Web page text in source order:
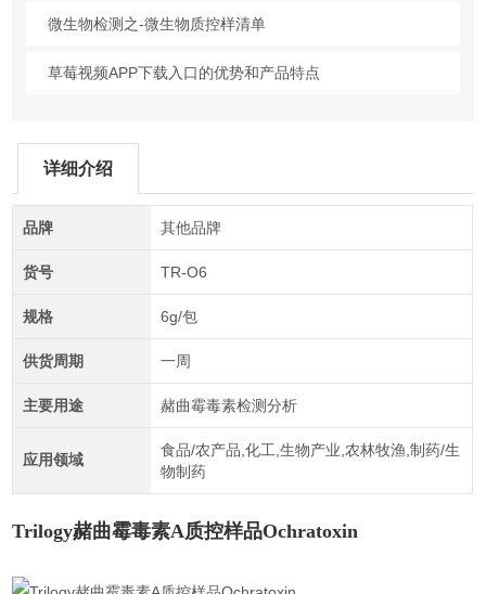
微生物检测之-微生物质控样清单
草莓视频APP下载入口的优势和产品特点
详细介绍
品牌 其他品牌
货号 TR-O6
规格 6g/包
供货周期 一周
主要用途 赭曲霉毒素检测分析
应用领域
食品/农产品,化工,生物产业,农林牧渔,制药/生
物制药
Trilogy赭曲霉毒素A质控样品Ochratoxin